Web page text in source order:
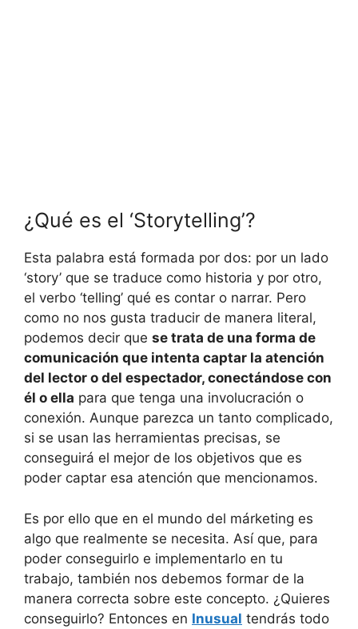
¿Qué es el ‘Storytelling’?
Esta palabra está formada por dos: por un lado
‘story’ que se traduce como historia y por otro,
el verbo ‘telling’ qué es contar o narrar. Pero
como no nos gusta traducir de manera literal,
podemos decir que se trata de una forma de
comunicación que intenta captar la atención
del lector o del espectador, conectándose con
él o ella para que tenga una involucración o
conexión. Aunque parezca un tanto complicado,
si se usan las herramientas precisas, se
conseguirá el mejor de los objetivos que es
poder captar esa atención que mencionamos.
Es por ello que en el mundo del márketing es
algo que realmente se necesita. Así que, para
poder conseguirlo e implementarlo en tu
trabajo, también nos debemos formar de la
manera correcta sobre este concepto. ¿Quieres
conseguirlo? Entonces en Inusual tendrás todo